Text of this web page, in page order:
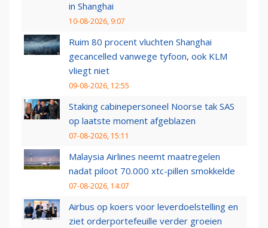
in Shanghai
10-08-2026, 9:07
Ruim 80 procent vluchten Shanghai
gecancelled vanwege tyfoon, ook KLM
vliegt niet
09-08-2026, 12:55
Staking cabinepersoneel Noorse tak SAS
op laatste moment afgeblazen
07-08-2026, 15:11
Malaysia Airlines neemt maatregelen
nadat piloot 70.000 xtc-pillen smokkelde
07-08-2026, 14:07
Airbus op koers voor leverdoelstelling en
ziet orderportefeuille verder groeien